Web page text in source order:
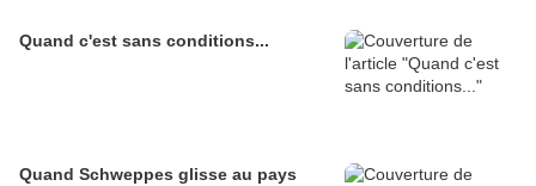
Quand c'est sans conditions...
Quand Schweppes glisse au pays